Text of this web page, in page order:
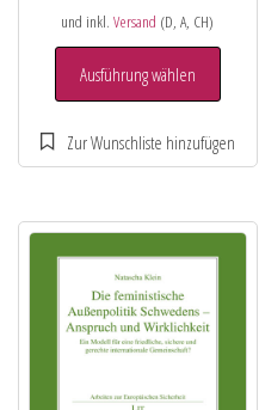
und inkl.Versand (D, A, CH)
Ausführung wählen